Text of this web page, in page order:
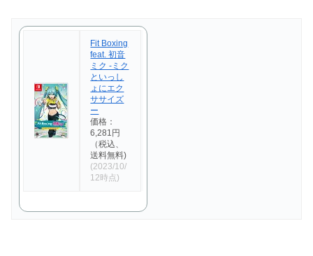
Fit Boxing
feat. 初音
ミク -ミク
といっし
ょにエク
ササイズ
ー
価格：
6,281円
（税込、
送料無料)
(2023/10/
12時点)